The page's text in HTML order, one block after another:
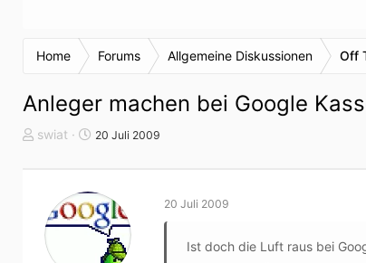
Home Forums Allgemeine Diskussionen Off
Anleger machen bei Google
T
swiat
S
r
t
d
20 Juli 2009
20 Juli 2009
Ist doch die Luft raus bei